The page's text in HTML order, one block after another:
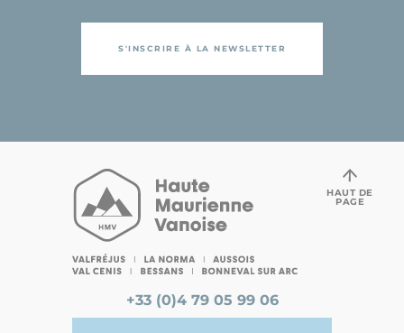
S'INSCRIRE À LA NEWSLETTER
+33 (0)4 79 05 99 06
HAUT DE
PAGE